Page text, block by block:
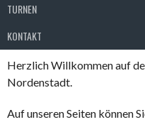
TURNEN
KONTAKT
Herzlich Willkommen auf
Nordenstadt.
Auf unseren Seiten können